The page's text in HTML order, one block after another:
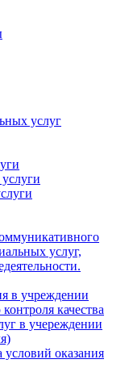
услуг
услуг,
в учреждении
качества
в учереждении
условий оказания